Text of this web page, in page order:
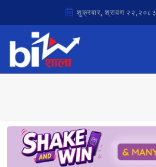
शुक्रबार, श्रावण २२,२०८३